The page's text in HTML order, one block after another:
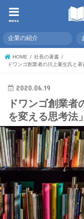
menu
企業の紹介
HOME
社長の著書
ドワンゴ創業者の川上量生氏と
2020.06.19
ドワンゴ創業
を変える思考法